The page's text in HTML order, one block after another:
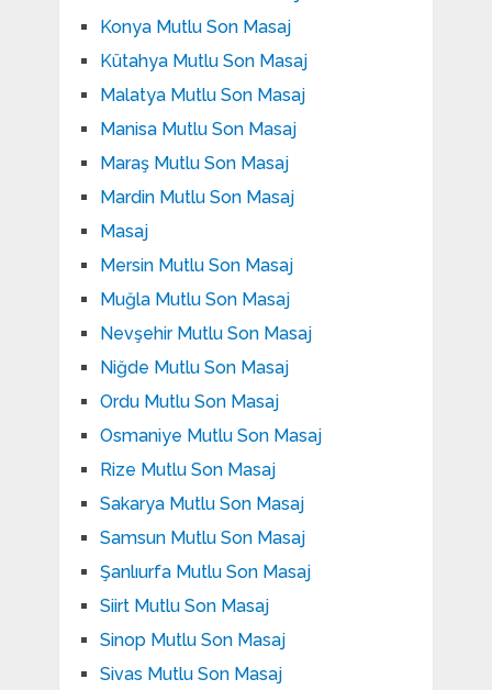
Konya Mutlu Son Masaj
Kütahya Mutlu Son Masaj
Malatya Mutlu Son Masaj
Manisa Mutlu Son Masaj
Maraş Mutlu Son Masaj
Mardin Mutlu Son Masaj
Masaj
Mersin Mutlu Son Masaj
Muğla Mutlu Son Masaj
Nevşehir Mutlu Son Masaj
Niğde Mutlu Son Masaj
Ordu Mutlu Son Masaj
Osmaniye Mutlu Son Masaj
Rize Mutlu Son Masaj
Sakarya Mutlu Son Masaj
Samsun Mutlu Son Masaj
Şanlıurfa Mutlu Son Masaj
Siirt Mutlu Son Masaj
Sinop Mutlu Son Masaj
Sivas Mutlu Son Masaj